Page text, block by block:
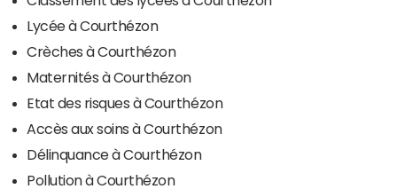
Lycée à Courthézon
Crèches à Courthézon
Maternités à Courthézon
Etat des risques à Courthézon
Accès aux soins à Courthézon
Délinquance à Courthézon
Pollution à Courthézon